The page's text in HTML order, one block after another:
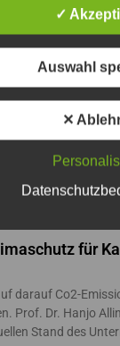
ist ein ungemein
deshalb reichen
nicht aus, um den
für
darauf Co2-
Prof. Dr. Hanjo
Stand des
✓
Auswahl
✕